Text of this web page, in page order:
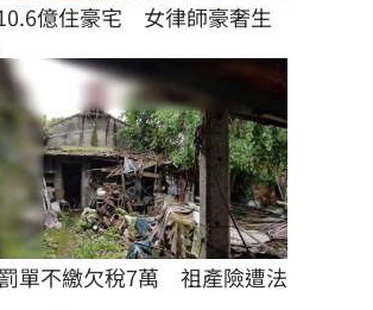
億住豪宅　女律師豪奢生
單不繳欠稅7萬　祖產險遭法